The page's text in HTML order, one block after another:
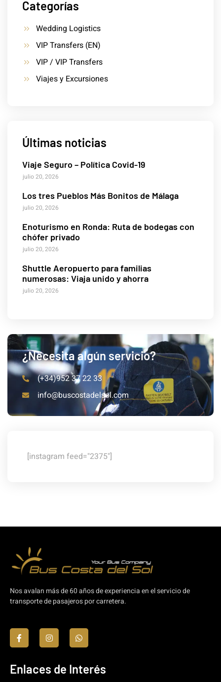
Categorías
Wedding Logistics
VIP Transfers (EN)
VIP / VIP Transfers
Viajes y Excursiones
Últimas noticias
Viaje Seguro – Política Covid-19
julio 20, 2026
Los tres Pueblos Más Bonitos de Málaga
julio 20, 2026
Enoturismo en Ronda: Ruta de bodegas con
chófer privado
julio 20, 2026
Shuttle Aeropuerto para familias
numerosas: Viaja unido y ahorra
julio 20, 2026
¿Necesita algún servicio?
(+34)952 37 22 33
info@buscostadelsol.com
[instagram feed="2375"]
Nos avalan más de 60 años de experiencia en el servicio de
transporte de pasajeros por carretera.
Enlaces de Interés